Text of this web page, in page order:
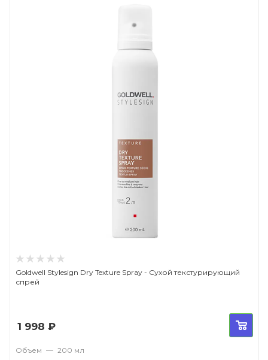
Goldwell Stylesign Dry Texture Spray - Сухой текстурирующий
спрей
1 998 ₽
Объем — 200 мл